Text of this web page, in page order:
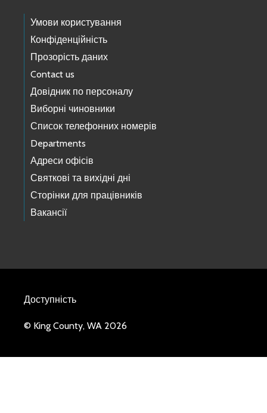
Умови користування
Конфіденційність
Прозорість даних
Contact us
Довідник по персоналу
Виборні чиновники
Список телефонних номерів
Departments
Адреси офісів
Святкові та вихідні дні
Сторінки для працівників
Вакансії
Доступність
© King County, WA 2026